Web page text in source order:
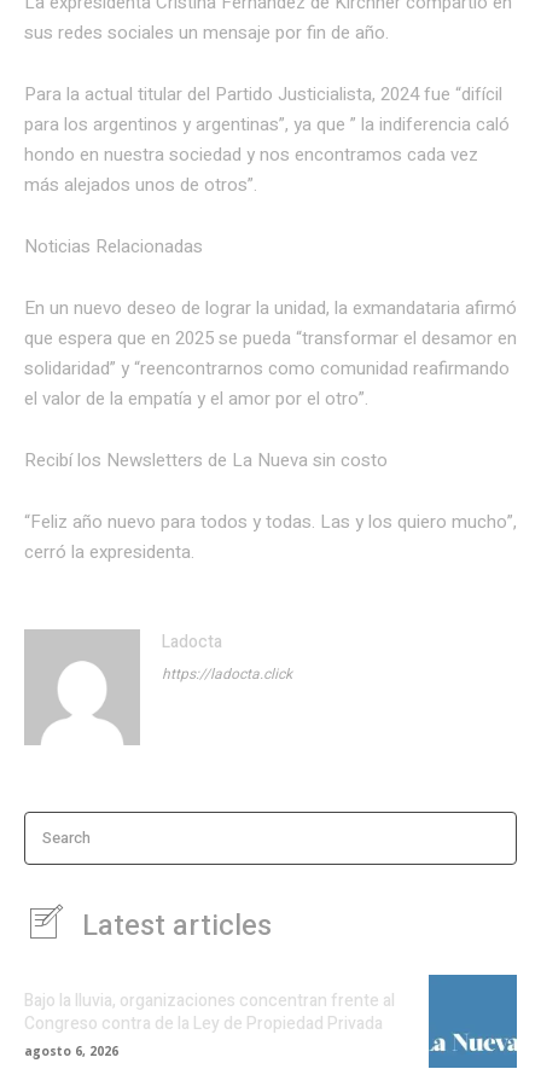
sus redes sociales un mensaje por fin de año.
Para la actual titular del Partido Justicialista, 2024 fue “difícil
para los argentinos y argentinas”, ya que ” la indiferencia caló
hondo en nuestra sociedad y nos encontramos cada vez
más alejados unos de otros”.
Noticias Relacionadas
En un nuevo deseo de lograr la unidad, la exmandataria afirmó
que espera que en 2025 se pueda “transformar el desamor en
solidaridad” y “reencontrarnos como comunidad reafirmando
el valor de la empatía y el amor por el otro”.
Recibí los Newsletters de La Nueva sin costo
“Feliz año nuevo para todos y todas. Las y los quiero mucho”,
cerró la expresidenta.
Ladocta
https://ladocta.click
Search
Latest articles
Bajo la lluvia, organizaciones concentran frente al
Congreso contra de la Ley de Propiedad Privada
agosto 6, 2026